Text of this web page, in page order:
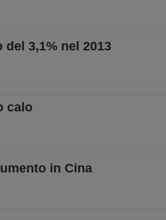
3,1% nel 2013
calo
in Cina